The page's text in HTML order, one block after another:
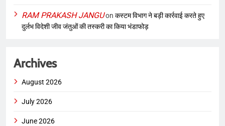
RAM PRAKASH JANGUon कस्टम विभाग ने बड़ी कार्रवाई करते हुए
दुर्लभ विदेशी जीव जंतुओं की तस्करी का किया भंडाफोड़
Archives
August 2026
July 2026
June 2026